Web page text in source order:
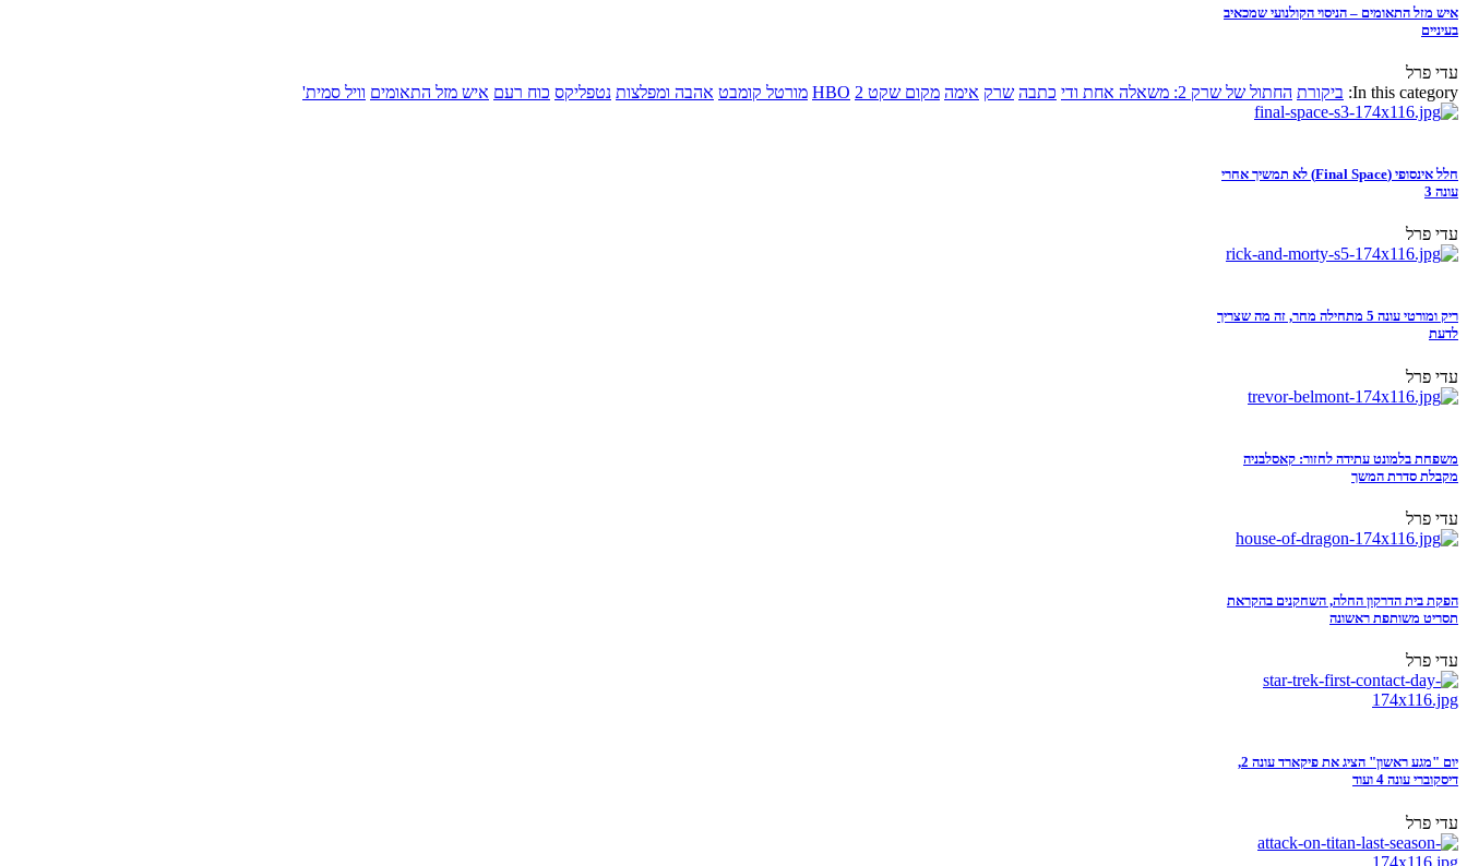
איש מזל התאומים – הניסוי הקולנועי שמכאיב
בעיניים
עדי פרל
In this category: ביקורת החתול של שרק 2: משאלה אחת ודי כתבה שרק אימה מקום שקט 2 HBO מורטל קומבט אהבה ומפלצות נטפליקס כוח רעם איש מזל התאומים וויל סמית'
חלל אינסופי (Final Space) לא תמשיך אחרי
עונה 3
עדי פרל
ריק ומורטי עונה 5 מתחילה מחר, זה מה שצריך
לדעת
עדי פרל
משפחת בלמונט עתידה לחזור: קאסלבניה
מקבלת סדרת המשך
עדי פרל
הפקת בית הדרקון החלה, השחקנים בהקראת
תסריט משותפת ראשונה
עדי פרל
יום "מגע ראשון" הציג את פיקארד עונה 2,
דיסקוברי עונה 4 ועוד
עדי פרל